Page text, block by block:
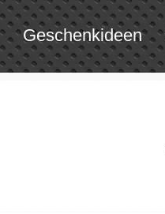
Geschenkideen